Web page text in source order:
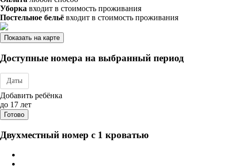
Уборка входит в стоимость проживания
Постельное бельё входит в стоимость проживания
Показать на карте
Доступные номера на выбранный период
Даты
Дата заезда - отъезда
Добавить ребёнка
до 17 лет
Готово
Двухместный номер с 1 кроватью